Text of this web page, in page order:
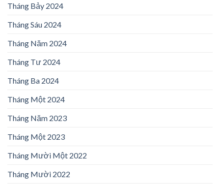
Tháng Bảy 2024
Tháng Sáu 2024
Tháng Năm 2024
Tháng Tư 2024
Tháng Ba 2024
Tháng Một 2024
Tháng Năm 2023
Tháng Một 2023
Tháng Mười Một 2022
Tháng Mười 2022